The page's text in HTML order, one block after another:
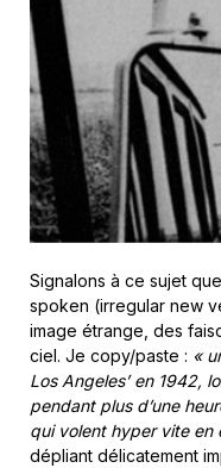
Signalons à ce sujet
spoken (irregular new
image étrange, des
ciel. Je copy/paste : «
Los Angeles’ en 1942,
pendant plus d’une
qui volent hyper vite en
dépliant délicatement